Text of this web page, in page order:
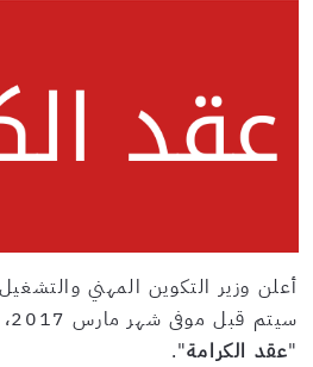
أعلن وزير التكوين المهني والتشغيل
"عقد الكرامة".